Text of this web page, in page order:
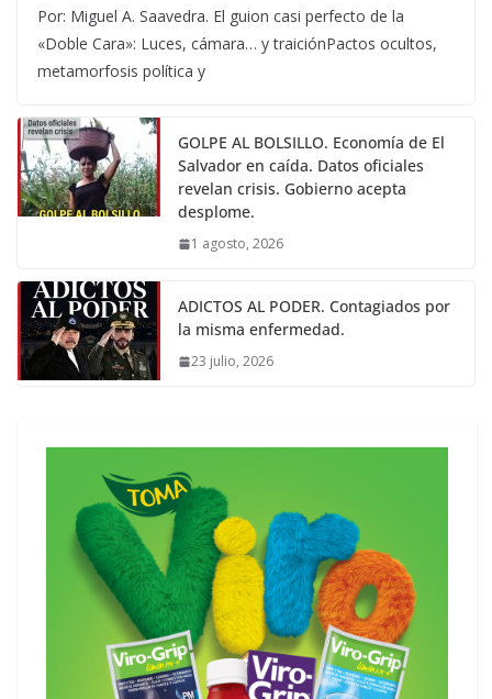
Por: Miguel A. Saavedra. El guion casi perfecto de la
«Doble Cara»: Luces, cámara… y traiciónPactos ocultos,
metamorfosis política y
GOLPE AL BOLSILLO. Economía de El
Salvador en caída. Datos oficiales
revelan crisis. Gobierno acepta
desplome.
1 agosto, 2026
ADICTOS AL PODER. Contagiados por
la misma enfermedad.
23 julio, 2026